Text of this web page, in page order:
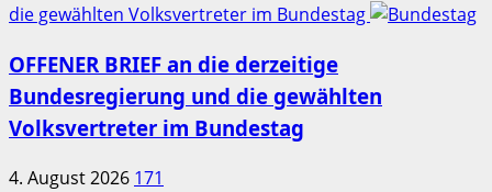
die gewählten Volksvertreter im Bundestag
OFFENER BRIEF an die derzeitige
Bundesregierung und die gewählten
Volksvertreter im Bundestag
4. August 2026 171